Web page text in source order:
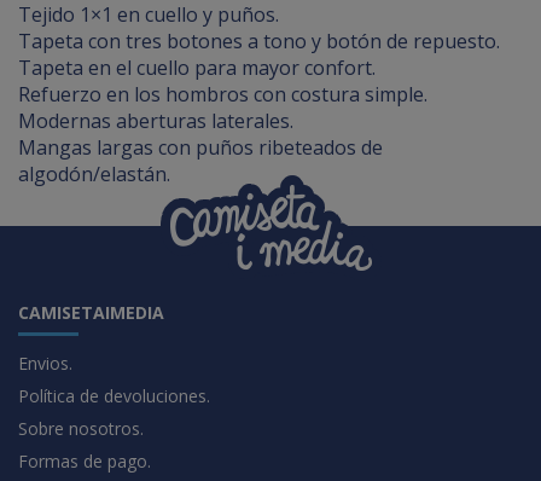
Tejido 1×1 en cuello y puños.
Tapeta con tres botones a tono y botón de repuesto.
Tapeta en el cuello para mayor confort.
Refuerzo en los hombros con costura simple.
Modernas aberturas laterales.
Mangas largas con puños ribeteados de
algodón/elastán.
CAMISETAIMEDIA
Envios.
Política de devoluciones.
Sobre nosotros.
Formas de pago.